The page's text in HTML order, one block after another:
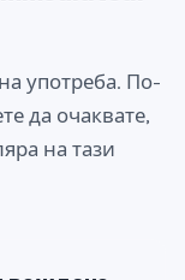
употреба. По-
да очаквате,
на тази